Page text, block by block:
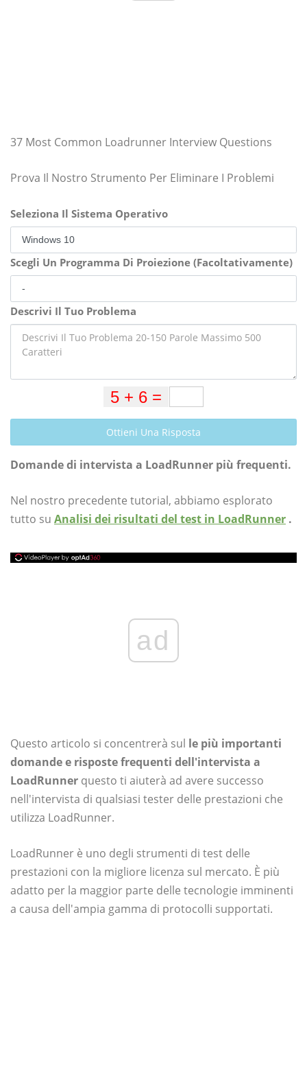
37 Most Common Loadrunner Interview Questions
Prova Il Nostro Strumento Per Eliminare I Problemi
Seleziona Il Sistema Operativo
Scegli Un Programma Di Proiezione (Facoltativamente)
Descrivi Il Tuo Problema
Ottieni Una Risposta
Domande di intervista a LoadRunner più frequenti.
Nel nostro precedente tutorial, abbiamo esplorato
tutto su Analisi dei risultati del test in LoadRunner .
ad
Questo articolo si concentrerà sul le più importanti
domande e risposte frequenti dell'intervista a
LoadRunner questo ti aiuterà ad avere successo
nell'intervista di qualsiasi tester delle prestazioni che
utilizza LoadRunner.
LoadRunner è uno degli strumenti di test delle
prestazioni con la migliore licenza sul mercato. È più
adatto per la maggior parte delle tecnologie imminenti
a causa dell'ampia gamma di protocolli supportati.